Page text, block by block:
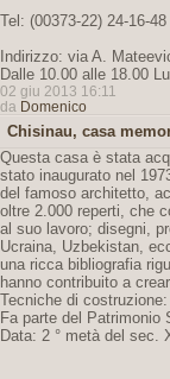
Tel: (00373-22) 24-16-48
Indirizzo: via A.
Dalle 10.00 alle 18.00
02 giu 2013 16:11
da Domenico
Chisinau, casa
Questa casa è stata
stato inaugurato nel
del famoso architetto,
oltre 2.000 reperti, che
al suo lavoro; disegni,
Ucraina, Uzbekistan,
una ricca bibliografia
hanno contribuito a
Tecniche di
Fa parte del Patrimonio
Data: 2 ° metà del sec.